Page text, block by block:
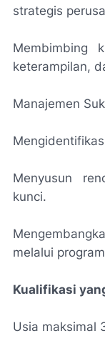
strategis
Membimbing
keterampilan,
Manajemen
Menyusun
kunci.
melalui
Kualifikasi
Usia maksimal